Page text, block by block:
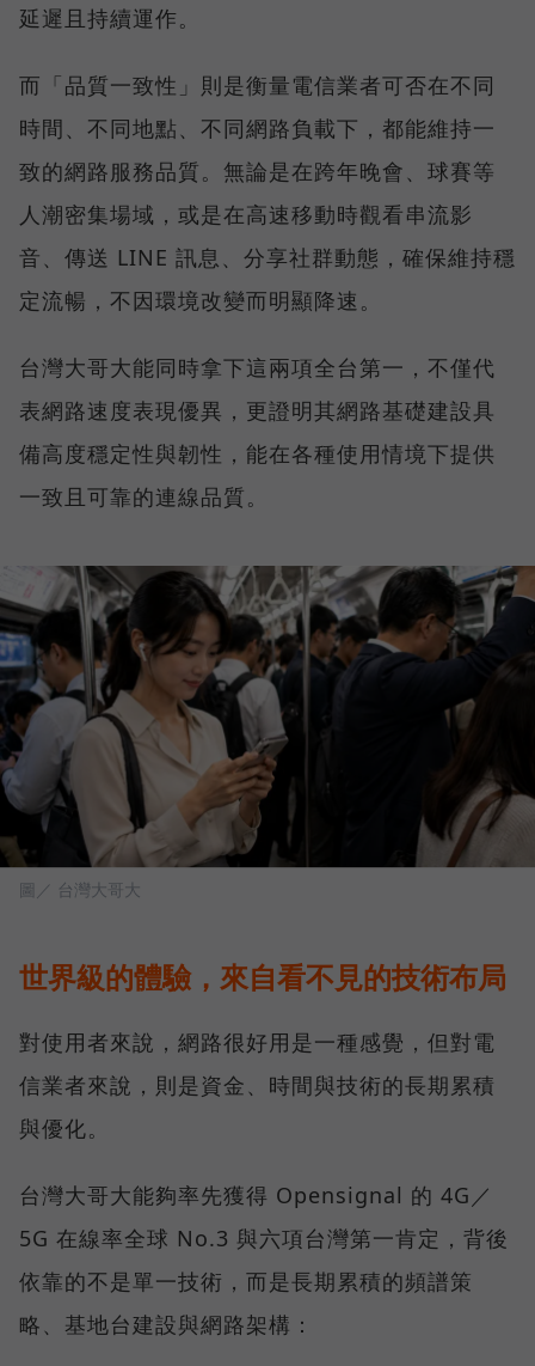
延遲且持續運作。
而「品質一致性」則是衡量電信業者可否在不同
時間、不同地點、不同網路負載下，都能維持一
致的網路服務品質。無論是在跨年晚會、球賽等
人潮密集場域，或是在高速移動時觀看串流影
音、傳送 LINE 訊息、分享社群動態，確保維持穩
定流暢，不因環境改變而明顯降速。
台灣大哥大能同時拿下這兩項全台第一，不僅代
表網路速度表現優異，更證明其網路基礎建設具
備高度穩定性與韌性，能在各種使用情境下提供
一致且可靠的連線品質。
圖／ 台灣大哥大
世界級的體驗，來自看不見的技術布局
對使用者來說，網路很好用是一種感覺，但對電
信業者來說，則是資金、時間與技術的長期累積
與優化。
台灣大哥大能夠率先獲得 Opensignal 的 4G／
5G 在線率全球 No.3 與六項台灣第一肯定，背後
依靠的不是單一技術，而是長期累積的頻譜策
略、基地台建設與網路架構：